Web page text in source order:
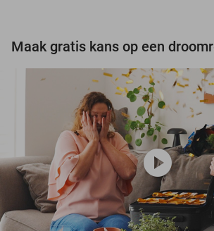
play_circle